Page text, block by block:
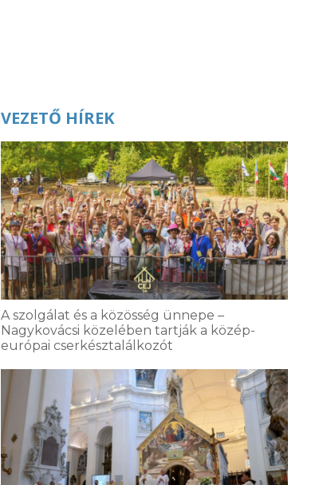
VEZETŐ HÍREK
A szolgálat és a közösség ünnepe –
Nagykovácsi közelében tartják a közép-
európai cserkésztalálkozót